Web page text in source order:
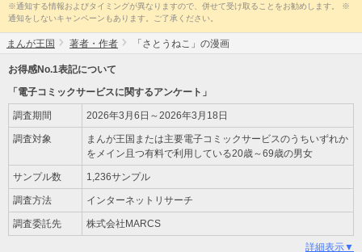
※通知する情報およびタイミングが異なりますので、併せて受け取ることをお勧めします。 ※
通知をしないキャンペーンもあります。ご了承ください。
まんが王国 著者・作者 「さとうねこ」の漫画
お得感No.1表記について
「電子コミックサービスに関するアンケート」
調査期間 2026年3月6日～2026年3月18日
調査対象
まんが王国または主要電子コミックサービスのうちいずれか
をメイン且つ有料で利用している20歳～69歳の男女
サンプル数 1,236サンプル
調査方法 インターネットリサーチ
調査委託先 株式会社MARCS
詳細表示▼